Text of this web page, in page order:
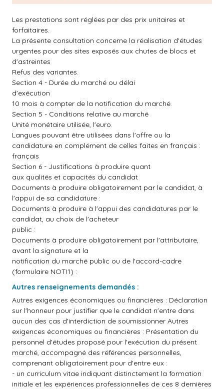
Les prestations sont réglées par des prix unitaires et
forfaitaires.
La présente consultation concerne la réalisation d'études
urgentes pour des sites exposés aux chutes de blocs et
d'astreintes
Refus des variantes.
Section 4 - Durée du marché ou délai
d'exécution
10 mois à compter de la notification du marché.
Section 5 - Conditions relative au marché
Unité monétaire utilisée, l'euro.
Langues pouvant être utilisées dans l'offre ou la
candidature en complément de celles faites en français :
français
Section 6 - Justifications à produire quant
aux qualités et capacités du candidat
Documents à produire obligatoirement par le candidat, à
l'appui de sa candidature :
Documents à produire à l'appui des candidatures par le
candidat, au choix de l'acheteur
public :
Documents à produire obligatoirement par l'attributaire,
avant la signature et la
notification du marché public ou de l'accord-cadre
(formulaire NOTI1) :
Autres renseignements demandés :
Autres exigences économiques ou financières : Déclaration
sur l'honneur pour justifier que le candidat n'entre dans
aucun des cas d'interdiction de soumissionner Autres
exigences économiques ou financières : Présentation du
personnel d'études proposé pour l'exécution du présent
marché, accompagné des références personnelles,
comprenant obligatoirement pour d'entre eux :
- un curriculum vitae indiquant distinctement la formation
initiale et les expériences professionnelles de ces 8 dernières